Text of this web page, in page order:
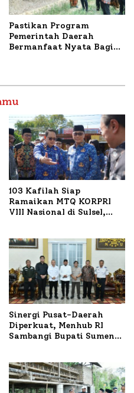
Pastikan Program
Pemerintah Daerah
Bermanfaat Nyata Bagi
Petelur di Desa Bataal
Timur
103 Kafilah Siap
Ramaikan MTQ KORPRI
VIII Nasional di Sulsel,
Sinergi Pusat-Daerah
Diperkuat, Menhub RI
Sambangi Bupati Sumenep